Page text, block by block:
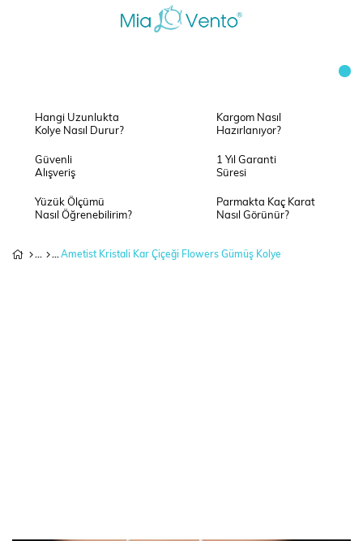
Hangi Uzunlukta
Kolye Nasıl Durur?
Kargom Nasıl
Hazırlanıyor?
Güvenli
Alışveriş
1 Yıl Garanti
Süresi
Yüzük Ölçümü
Nasıl Öğrenebilirim?
Parmakta Kaç Karat
Nasıl Görünür?
Ametist Kristali Kar Çiçeği Flowers Gümüş Kolye